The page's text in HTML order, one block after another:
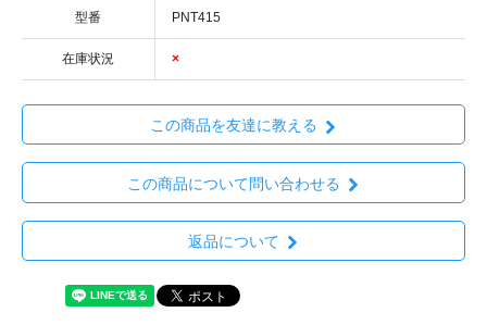
型番 PNT415
在庫状況 ×
この商品を友達に教える
この商品について問い合わせる
返品について